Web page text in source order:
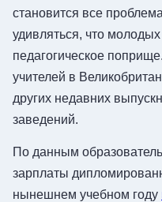
становится все
удивляться, что
педагогическое
учителей в
других недавних
заведений.
По данным
зарплаты
нынешнем учебном году